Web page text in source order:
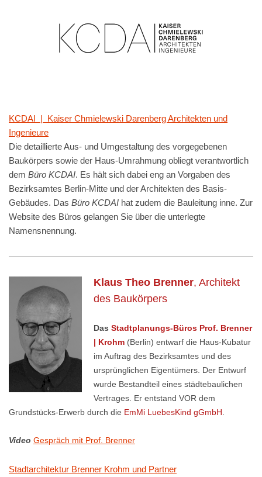
KCDAI | Kaiser Chmielewski Darenberg Architekten und
Ingenieure
Die detaillierte Aus- und Umgestaltung des vorgegebenen
Baukörpers sowie der Haus-Umrahmung obliegt verantwortlich
dem Büro KCDAI. Es hält sich dabei eng an Vorgaben des
Bezirksamtes Berlin-Mitte und der Architekten des Basis-
Gebäudes. Das Büro KCDAI hat zudem die Bauleitung inne. Zur
Website des Büros gelangen Sie über die unterlegte
Namensnennung.
Klaus Theo Brenner, Architekt
des Baukörpers
Das Stadtplanungs-Büros Prof. Brenner
| Krohm (Berlin) entwarf die Haus-Kubatur
im Auftrag des Bezirksamtes und des
ursprünglichen Eigentümers. Der Entwurf
wurde Bestandteil eines städtebaulichen
Vertrages. Er entstand VOR dem
Grundstücks-Erwerb durch die EmMi LuebesKind gGmbH.
Video Gespräch mit Prof. Brenner
Stadtarchitektur Brenner Krohm und Partner